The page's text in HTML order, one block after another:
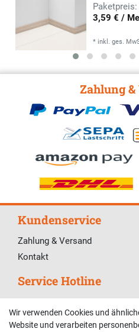
3,59 € /
* inkl. ges.
Zahlung
Kundenservice
Zahlung & Versand
Kontakt
Service Hotline
Telefonische Unterstützung
02381 9878909
Wir verwenden Cookies und
Website und verarbeiten